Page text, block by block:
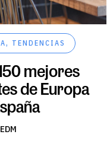
, TENDENCIAS
mejores
de Europa